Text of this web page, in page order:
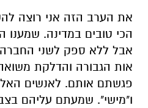
את הערב הזה אני רוצה
הכי טובים במדינה. שמענו
אבל ללא ספק לשני
אות הגבורה והדלקת
פגשתם אותם. לאנשים
ו"מישי". שמעתם עליהם